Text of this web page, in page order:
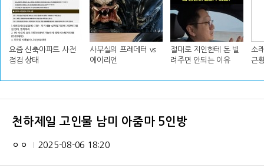
요즘 신축아파트 사전
점검 상태
사무실의 프레데터 vs
에이리언
절대로 지인한테 돈 빌
려주면 안되는 이유
소
근
천하제일 고인물 남미 아줌마 5인방
ㅇㅇ 2025-08-06 18:20